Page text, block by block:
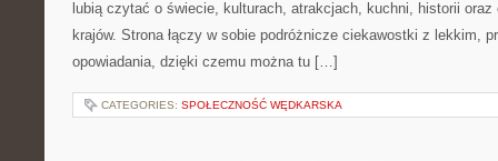
lubią czytać o świecie, kulturach, atrakcjach, kuchni, historii
krajów. Strona łączy w sobie podróżnicze ciekawostki z lekkim,
opowiadania, dzięki czemu można tu […]
CATEGORIES: SPOŁECZNOŚĆ WĘDKARSKA